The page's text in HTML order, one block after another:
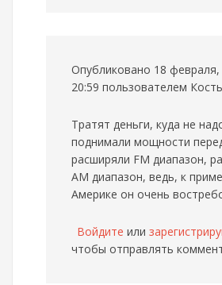
Опубликовано 18 февраля,
20:59 пользователем
Тратят деньги, куда не
поднимали мощности
расширяли FM диапазон,
АМ диапазон, ведь, к
Америке он очень
Войдите или
чтобы отправлять